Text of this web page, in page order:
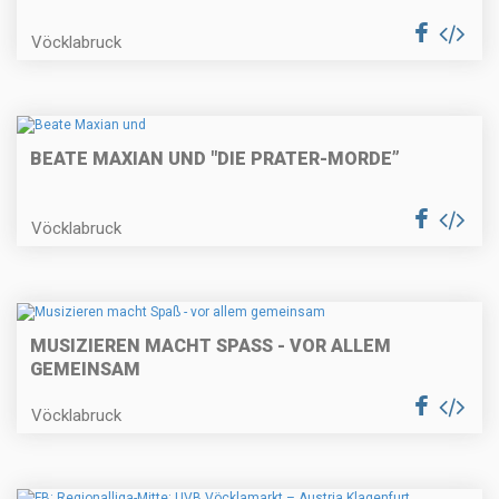
Vöcklabruck
BEATE MAXIAN UND "DIE PRATER-MORDE”
Vöcklabruck
MUSIZIEREN MACHT SPASS - VOR ALLEM G
EMEINSAM
Vöcklabruck